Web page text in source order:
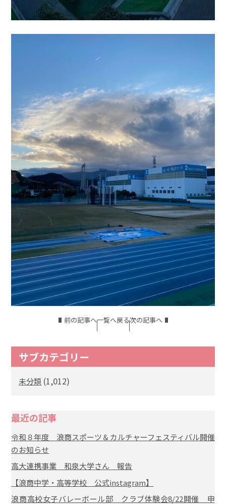
前の記事へ一覧へ戻る次の記事へ
サブカテゴリー
未分類 (1,012)
最近の記事
令和８年度 浪商スポーツ＆カルチャーフェスティバル開催
のお知らせ
高大連携事業 和泉大学さん 報告
【浪商中学・高等学校 公式instagram】
浪商高校女子バレーボール部 クラブ体験会8/22開催 申